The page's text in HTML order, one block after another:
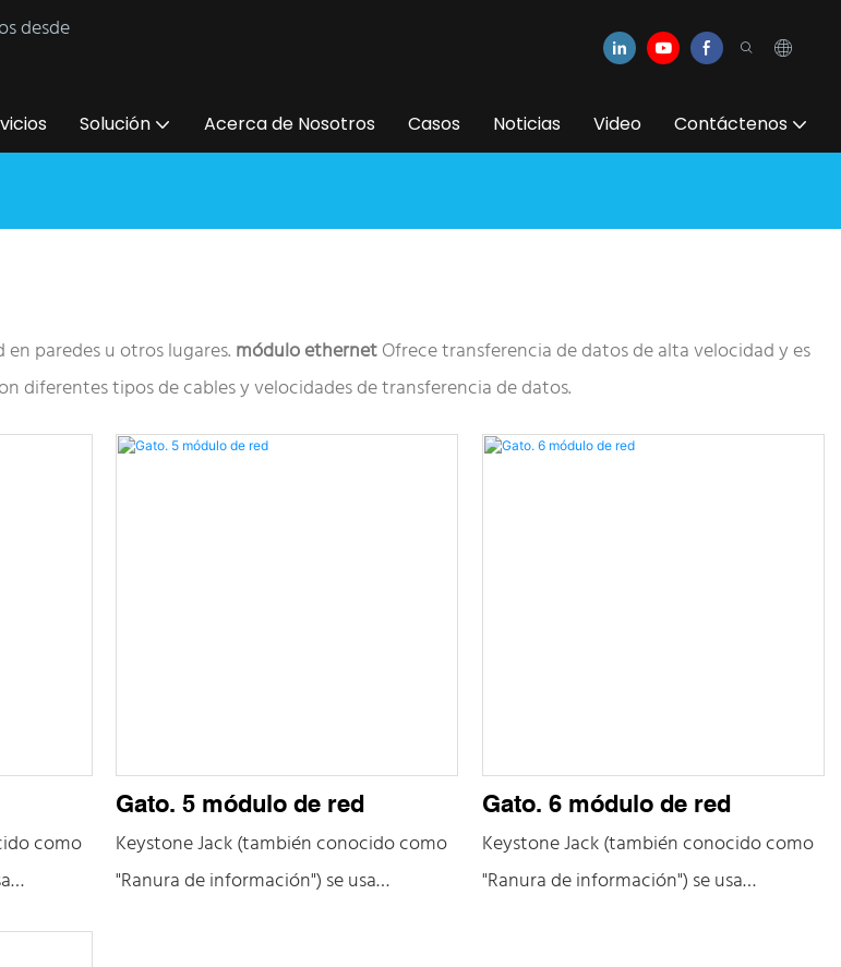
desde
Solución Acerca de Nosotros Casos Noticias Video Contáctenos
paredes u otros lugares. módulo ethernetOfrece transferencia de datos de alta velocidad y es
tipos de cables y velocidades de transferencia de datos.
como
Gato. 5 módulo de red
Keystone Jack (también conocido como
"Ranura de información") se usa
Gato. 6 módulo de red
Keystone Jack (también conocido como
"Ranura de información") se usa